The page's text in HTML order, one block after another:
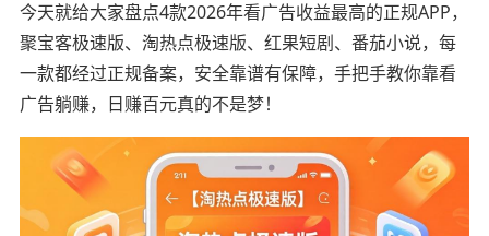
今天就给大家盘点4款2026年看广告收益最高的正规APP，
聚宝客极速版、淘热点极速版、红果短剧、番茄小说，每
一款都经过正规备案，安全靠谱有保障，手把手教你靠看
广告躺赚，日赚百元真的不是梦！